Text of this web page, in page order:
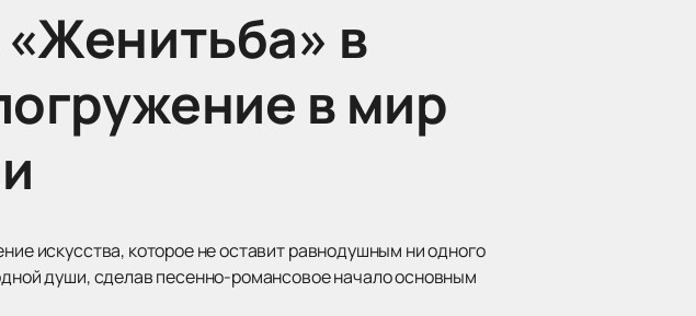
в
в мир
искусства, которое не оставит равнодушным ни одного
души, сделав песенно-романсовое начало основным